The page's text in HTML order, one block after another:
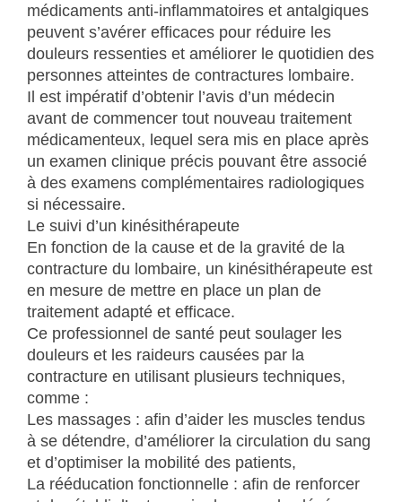
médicaments anti-inflammatoires et antalgiques
peuvent s’avérer efficaces pour réduire les
douleurs ressenties et améliorer le quotidien des
personnes atteintes de contractures lombaire.
Il est impératif d’obtenir l’avis d’un médecin
avant de commencer tout nouveau traitement
médicamenteux, lequel sera mis en place après
un examen clinique précis pouvant être associé
à des examens complémentaires radiologiques
si nécessaire.
Le suivi d’un kinésithérapeute
En fonction de la cause et de la gravité de la
contracture du lombaire, un kinésithérapeute est
en mesure de mettre en place un plan de
traitement adapté et efficace.
Ce professionnel de santé peut soulager les
douleurs et les raideurs causées par la
contracture en utilisant plusieurs techniques,
comme :
Les massages : afin d’aider les muscles tendus
à se détendre, d’améliorer la circulation du sang
et d’optimiser la mobilité des patients,
La rééducation fonctionnelle : afin de renforcer